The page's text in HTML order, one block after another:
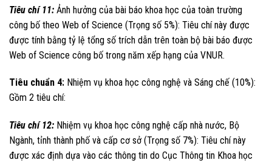
Tiêu chí 11: Ảnh hưởng của bài báo khoa học của toàn trường
công bố theo Web of Science (Trọng số 5%): Tiêu chí này được
được tính bằng tỷ lệ tổng số trích dẫn trên toàn bộ bài báo được
Web of Science công bố trong năm xếp hạng của VNUR.
Tiêu chuẩn 4: Nhiệm vụ khoa học công nghệ và Sáng chế (10%):
Gồm 2 tiêu chí:
Tiêu chí 12: Nhiệm vụ khoa học công nghệ cấp nhà nước, Bộ
Ngành, tỉnh thành phố và cấp cơ sở (Trọng số 7%): Tiêu chí này
được xác định dựa vào các thông tin do Cục Thông tin Khoa học